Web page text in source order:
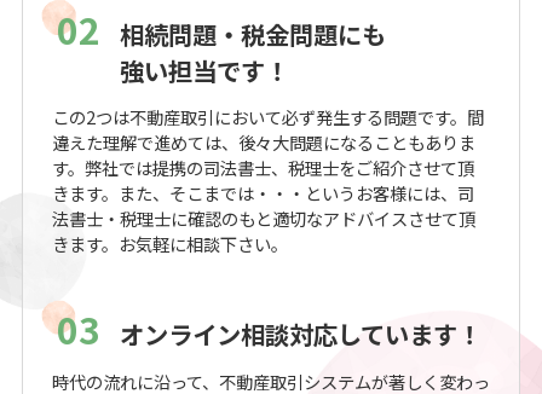
02 相続問題・税金問題にも
強い担当です！
この2つは不動産取引において必ず発生する問題です。間
違えた理解で進めては、後々大問題になることもありま
す。弊社では提携の司法書士、税理士をご紹介させて頂
きます。また、そこまでは・・・というお客様には、司
法書士・税理士に確認のもと適切なアドバイスさせて頂
きます。お気軽に相談下さい。
03 オンライン相談対応しています！
時代の流れに沿って、不動産取引システムが著しく変わっ